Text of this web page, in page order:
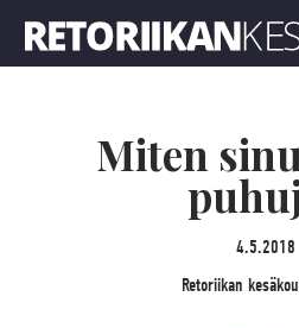
Miten
4.5.2018
Retoriikan